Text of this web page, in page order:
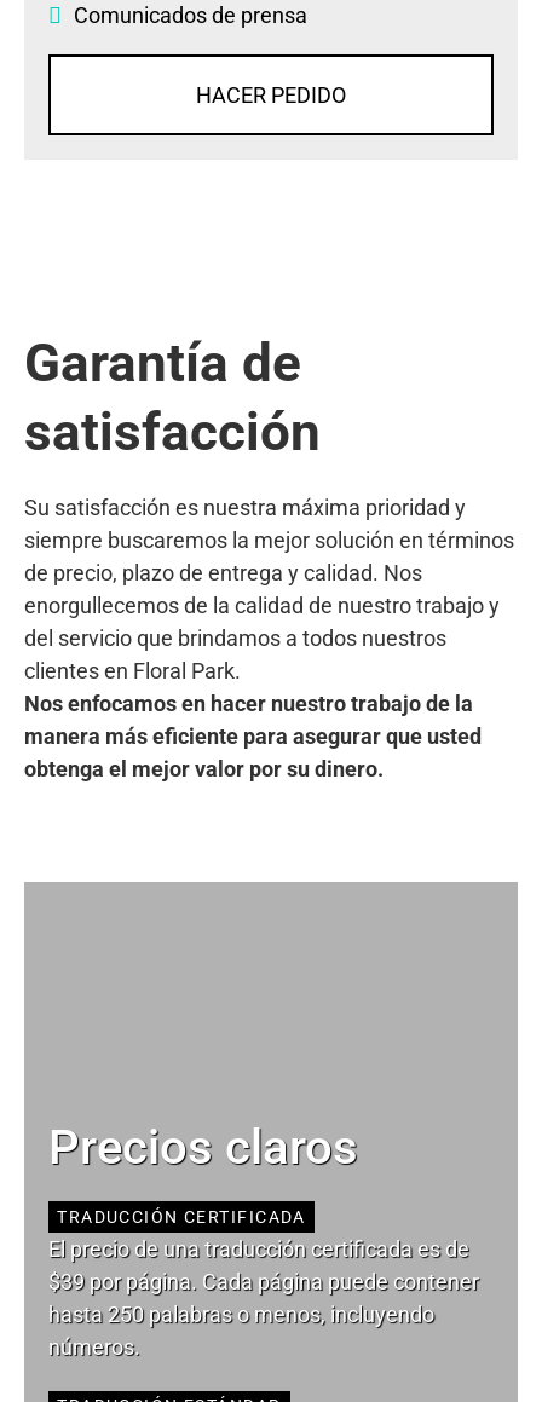
Comunicados de prensa
HACER PEDIDO
Garantía de
satisfacción
Su satisfacción es nuestra máxima prioridad y
siempre buscaremos la mejor solución en términos
de precio, plazo de entrega y calidad. Nos
enorgullecemos de la calidad de nuestro trabajo y
del servicio que brindamos a todos nuestros
clientes en Floral Park.
Nos enfocamos en hacer nuestro trabajo de la
manera más eficiente para asegurar que usted
obtenga el mejor valor por su dinero.
Precios claros
TRADUCCIÓN CERTIFICADA
El precio de una traducción certificada es de
$39 por página. Cada página puede contener
hasta 250 palabras o menos, incluyendo
números.